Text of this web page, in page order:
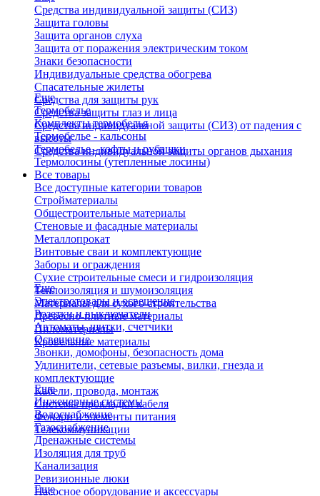
Средства индивидуальной защиты (СИЗ)
Защита головы
Защита органов слуха
Защита от поражения электрическим током
Знаки безопасности
Индивидуальные средства обогрева
Спасательные жилеты
Средства для защиты рук
Средства защиты глаз и лица
Средства индивидуальной защиты (СИЗ) от падения с
высоты
Средства индивидуальной защиты органов дыхания
Еще
Термобелье
Комплекты термобелья
Термобелье - кальсоны
Термобелье - кофты и рубашки
Термолосины (утепленные лосины)
Все товары
Все доступные категории товаров
Стройматериалы
Общестроительные материалы
Стеновые и фасадные материалы
Металлопрокат
Винтовые сваи и комплектующие
Заборы и ограждения
Сухие строительные смеси и гидроизоляция
Теплоизоляция и шумоизоляция
Материалы для сухого строительства
Древесно-плитные материалы
Пиломатериалы
Кровельные материалы
Еще
Электротовары и освещение
Розетки и выключатели
Автоматы, щитки, счетчики
Освещение
Звонки, домофоны, безопасность дома
Удлинители, сетевые разъемы, вилки, гнезда и
комплектующие
Кабели, провода, монтаж
Системы прокладки кабеля
Фонари и элементы питания
Телекоммуникации
Еще
Инженерные системы
Водоснабжение
Газоснабжение
Дренажные системы
Изоляция для труб
Канализация
Ревизионные люки
Насосное оборудование и аксессуары
Еще